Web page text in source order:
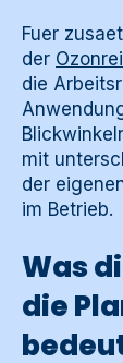
Fuer
der
die
mit
der
im Betrieb.
Was
die